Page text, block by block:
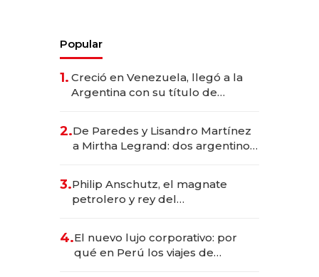
Popular
1. Creció en Venezuela, llegó a la
Argentina con su título de
las marcas "fast premium"
2.De Paredes y Lisandro Martínez
a Mirtha Legrand: dos argentinos
3.Philip Anschutz, el magnate
petrolero y rey del
Fénix
4.El nuevo lujo corporativo: por
qué en Perú los viajes de